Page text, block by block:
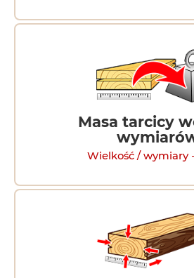
Masa tarcicy
Wielkość / wymiary